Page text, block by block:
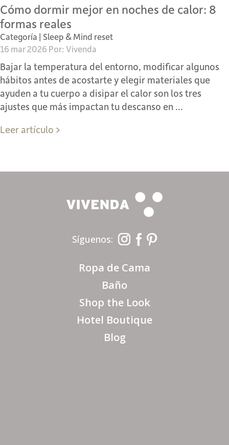
Cómo dormir mejor en noches de calor: 8
formas reales
Categoría | Sleep & Mind reset
16 mar 2026 Por: Vivenda
Bajar la temperatura del entorno, modificar algunos
hábitos antes de acostarte y elegir materiales que
ayuden a tu cuerpo a disipar el calor son los tres
ajustes que más impactan tu descanso en ...
Leer artículo >
Síguenos:
Ropa de Cama
Baño
Shop the Look
Hotel Boutique
Blog